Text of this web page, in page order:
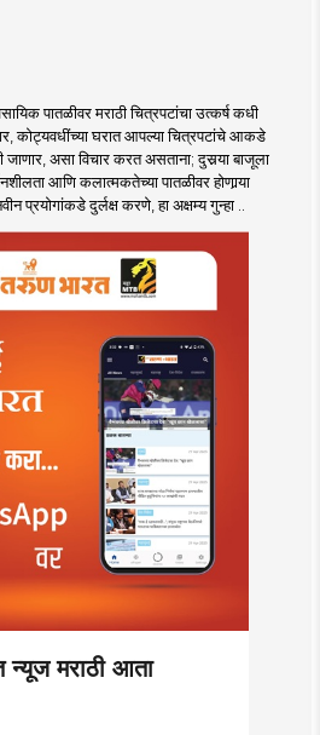
पातळीवर मराठी चित्रपटांचा उत्कर्ष कधी
कोट्यवधींच्या घरात आपल्या चित्रपटांचे आकडे
जाणार, असा विचार करत असताना; दुसर्‍या बाजूला
आणि कलात्मकतेच्या पातळीवर होणार्‍या
प्रयोगांकडे दुर्लक्ष करणे, हा अक्षम्य गुन्हा ..
मराठी आता